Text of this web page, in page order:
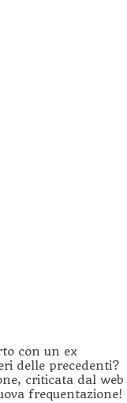
con un ex
delle precedenti?
criticata dal web
frequentazione!